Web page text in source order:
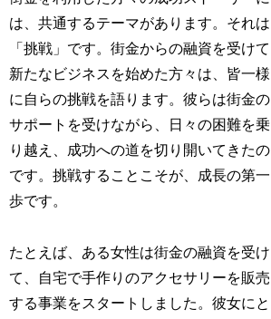
は、共通するテーマがあります。それは
「挑戦」です。街金からの融資を受けて
新たなビジネスを始めた方々は、皆一様
に自らの挑戦を語ります。彼らは街金の
サポートを受けながら、日々の困難を乗
り越え、成功への道を切り開いてきたの
です。挑戦することこそが、成長の第一
歩です。
たとえば、ある女性は街金の融資を受け
て、自宅で手作りのアクセサリーを販売
する事業をスタートしました。彼女にと